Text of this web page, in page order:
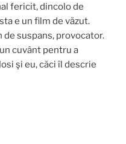
fericit, dincolo de
e un film de văzut.
de suspans, provocator.
cuvânt pentru a
şi eu, căci îl descrie